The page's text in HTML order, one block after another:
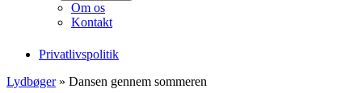
Om os
Kontakt
Privatlivspolitik
Lydbøger» Dansen gennem sommeren